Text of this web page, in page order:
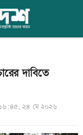
দাবিতে
২৪ মে ২০২৬